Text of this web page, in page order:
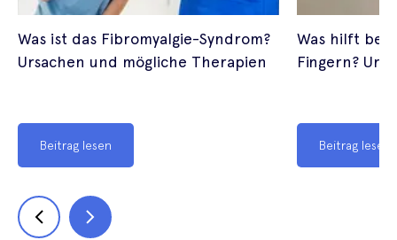
Was ist das Fibromyalgie-Syndrom?
Ursachen und mögliche Therapien
Beitrag lesen
Was hilft bei
Fingern?
Beitrag lesen